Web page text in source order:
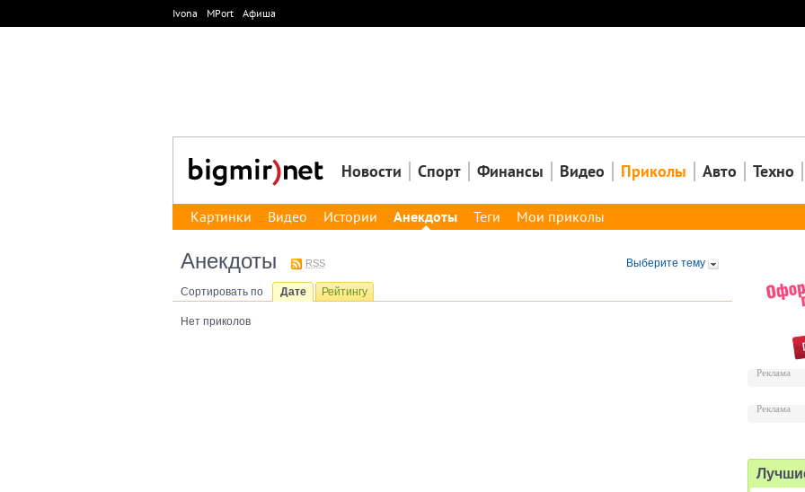
Закрыть
Ivona MPort Афиша
Новости Спорт Финансы Видео Приколы Авто Техно
Картинки Видео Истории Анекдоты Теги Мои приколы
Анекдоты RSS Выберите тему
Сортировать по Дате Рейтингу
Нет приколов
Реклама
Реклама